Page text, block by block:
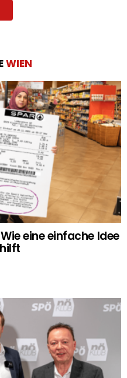
WIEN
eine einfache Idee